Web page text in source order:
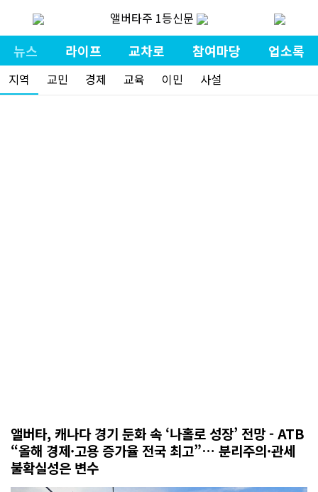
앨버타주 1등신문
뉴스 라이프 교차로 참여마당 업소록
지역 교민 경제 교육 이민 사설
앨버타, 캐나다 경기 둔화 속 ‘나홀로 성장’ 전망 - ATB
“올해 경제·고용 증가율 전국 최고”… 분리주의·관세
불확실성은 변수